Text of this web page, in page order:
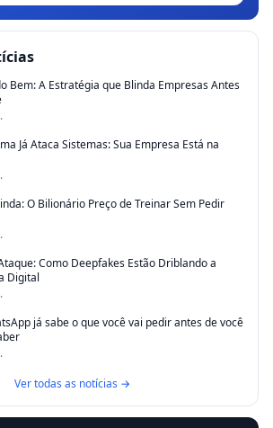
Bem: A Estratégia que Blinda Empresas Antes
Já Ataca Sistemas: Sua Empresa Está na
O Bilionário Preço de Treinar Sem Pedir
Como Deepfakes Estão Driblando a
Digital
já sabe o que você vai pedir antes de você
Ver todas as notícias →